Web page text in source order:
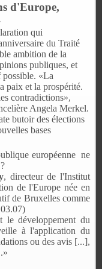
d'Europe,
qui
du Traité
ambition de la
publiques, et
«La
paix et la prospérité.
contradictions»,
Angela Merkel.
butoir des élections
bases
européenne ne
, directeur de l'Institut
de l'Europe née en
de Bruxelles comme
le développement du
à l'application du
ou des avis [...],